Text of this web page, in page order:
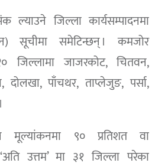
ल्याउने जिल्ला कार्यसम्पादनमा
सूचीमा समेटिन्छन् । कमजोर
जिल्लामा जाजरकोट, चितवन,
दोलखा, पाँचथर, ताप्लेजुङ, पर्सा,
मूल्यांकनमा ९० प्रतिशत वा
उत्तम’ मा ३१ जिल्ला परेका